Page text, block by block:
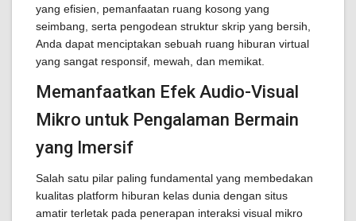
yang efisien, pemanfaatan ruang kosong yang
seimbang, serta pengodean struktur skrip yang bersih,
Anda dapat menciptakan sebuah ruang hiburan virtual
yang sangat responsif, mewah, dan memikat.
Memanfaatkan Efek Audio-Visual
Mikro untuk Pengalaman Bermain
yang Imersif
Salah satu pilar paling fundamental yang membedakan
kualitas platform hiburan kelas dunia dengan situs
amatir terletak pada penerapan interaksi visual mikro